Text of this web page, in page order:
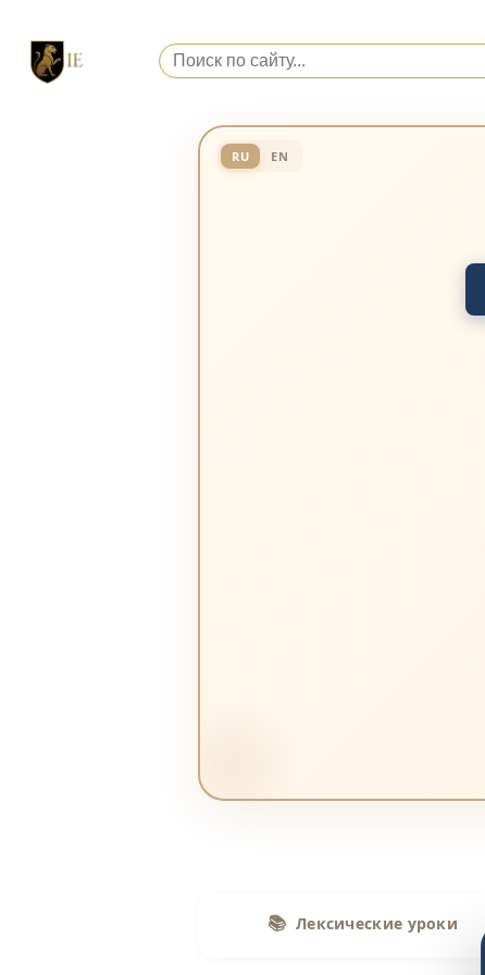
RU EN
📚 Лексические уроки